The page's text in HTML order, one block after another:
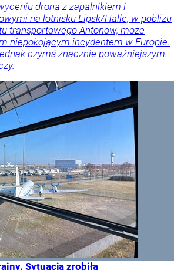
drona z zapalnikiem i
na lotnisku Lipsk/Halle, w pobliżu
transportowego Antonow, może
niepokojącym incydentem w Europie.
czymś znacznie poważniejszym.
Sytuacja zrobiła